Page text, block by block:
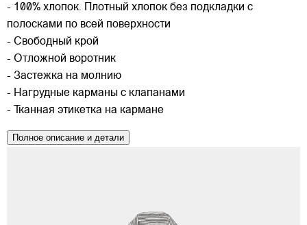
- 100% хлопок. Плотный хлопок без подкладки с
полосками по всей поверхности
- Свободный крой
- Отложной воротник
- Застежка на молнию
- Нагрудные карманы с клапанами
- Тканная этикетка на кармане
Полное описание и детали